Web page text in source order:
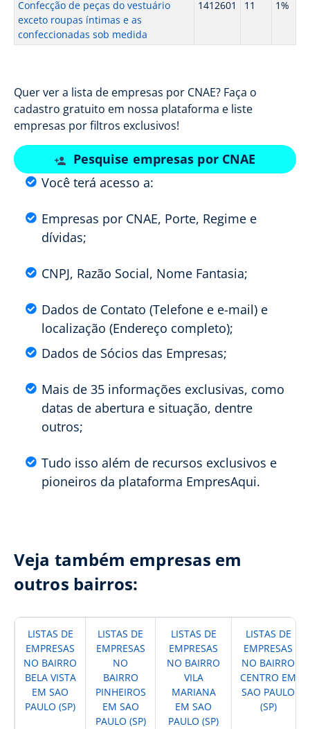
Confecção de peças do vestuário
exceto roupas íntimas e as
confeccionadas sob medida
1412601 11 1%
Quer ver a lista de empresas por CNAE? Faça o
cadastro gratuito em nossa plataforma e liste
empresas por filtros exclusivos!
Pesquise empresas por CNAE
Você terá acesso a:
Empresas por CNAE, Porte, Regime e
dívidas;
CNPJ, Razão Social, Nome Fantasia;
Dados de Contato (Telefone e e-mail) e
localização (Endereço completo);
Dados de Sócios das Empresas;
Mais de 35 informações exclusivas, como
datas de abertura e situação, dentre
outros;
Tudo isso além de recursos exclusivos e
pioneiros da plataforma EmpresAqui.
Veja também empresas em
outros bairros:
LISTAS DE
EMPRESAS
NO BAIRRO
BELA VISTA
EM SAO
PAULO (SP)
LISTAS DE
EMPRESAS
NO
BAIRRO
PINHEIROS
EM SAO
PAULO (SP)
LISTAS DE
EMPRESAS
NO BAIRRO
VILA
MARIANA
EM SAO
PAULO (SP)
LISTAS DE
EMPRESAS
NO BAIRRO
CENTRO EM
SAO PAULO
(SP)